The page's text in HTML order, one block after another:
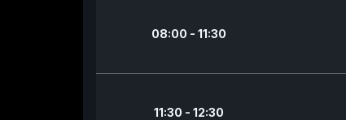
08:00 - 11:30
11:30 - 12:30